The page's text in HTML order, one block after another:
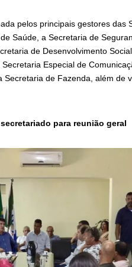
pelos principais gestores das
Saúde, a Secretaria de
de Desenvolvimento
Especial de
Secretaria de Fazenda, além de
para reunião geral